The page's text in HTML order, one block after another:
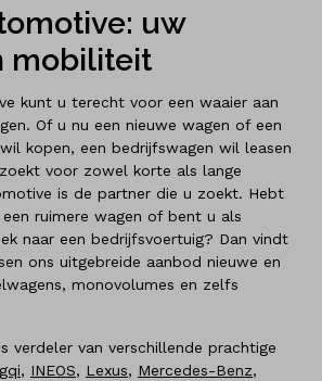
uw
mobiliteit
kunt u terecht voor een waaier aan
Of u nu een nieuwe wagen of een
kopen, een bedrijfswagen wil leasen
voor zowel korte als lange
is de partner die u zoekt. Hebt
ruimere wagen of bent u als
naar een bedrijfsvoertuig? Dan vindt
ons uitgebreide aanbod nieuwe en
monovolumes en zelfs
verdeler van verschillende prachtige
, INEOS, Lexus, Mercedes-Benz,